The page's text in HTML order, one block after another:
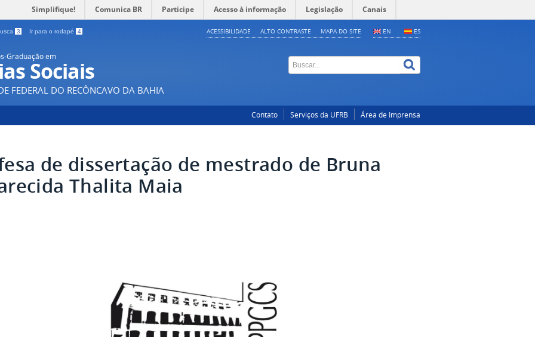
Simplifique! Comunica BR Participe Acesso à informação Legislação Canais
3 Ir para o rodapé 4 EN ES
ACESSIBILIDADE ALTO CONTRASTE MAPA DO SITE
Graduação em
Sociais
FEDERAL DO RECÔNCAVO DA BAHIA
Contato Serviços da UFRB Área de Imprensa
de dissertação de mestrado de Bruna
Thalita Maia